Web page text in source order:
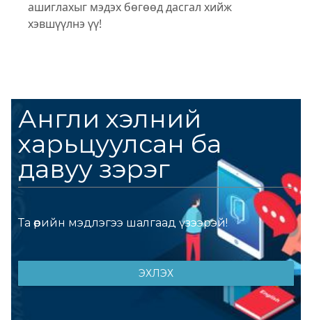
ашиглахыг мэдэх бөгөөд дасгал хийж
хэвшүүлнэ үү!